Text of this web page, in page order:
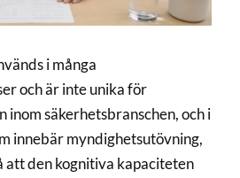
i många
och är inte unika för
inom säkerhetsbranschen, och i
innebär myndighetsutövning,
att den kognitiva kapaciteten